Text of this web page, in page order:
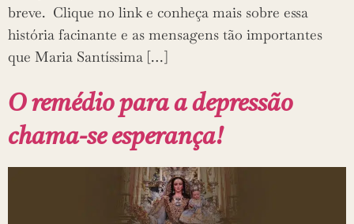
breve. Clique no link e conheça mais sobre essa
história facinante e as mensagens tão importantes
que Maria Santíssima […]
O remédio para a depressão
chama-se esperança!